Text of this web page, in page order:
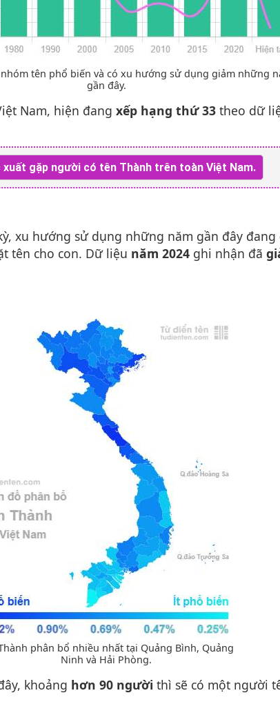
tên phổ biến và có xu hướng sử dụng giảm những
gần đây.
Nam, hiện đang xếp hạng thứ 33 theo dữ
xuất gặp người có tên Thành trên toàn Việt Nam.
xu hướng sử dụng những năm gần đây đang
tên cho con. Dữ liệu năm 2024 ghi nhận đã
phân bổ nhiều nhất tại Quảng Bình, Quảng
Ninh và Hải Phòng.
khoảng hơn 90 người thì sẽ có một người